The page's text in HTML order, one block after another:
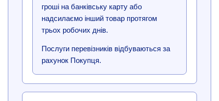
гроші на банківську карту або
надсилаємо інший товар протягом
трьох робочих днів.
Послуги перевізників відбуваються за
рахунок Покупця.